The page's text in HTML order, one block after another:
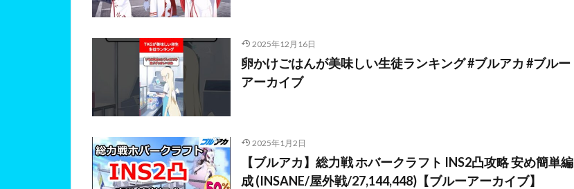
2025年12月16日
卵かけごはんが美味しい生徒ランキング #ブルアカ #ブルー
アーカイブ
2025年1月2日
【ブルアカ】総力戦 ホバークラフト INS2凸攻略 安め簡単編
成 (INSANE/屋外戦/27,144,448)【ブルーアーカイブ】